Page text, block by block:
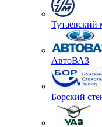
Тутаевский
АвтоВАЗ
Борский